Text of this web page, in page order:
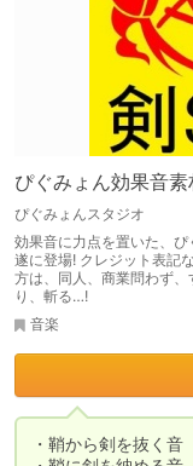
ぴぐみょん効果音
ぴぐみょんスタジオ
効果音に力点を置いた、
遂に登場! クレジット表記
方は、同人、商業問わず
り、斬る…!
音楽
・鞘から剣を抜く音